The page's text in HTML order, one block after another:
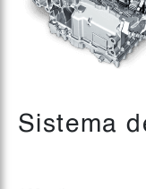
Sistema